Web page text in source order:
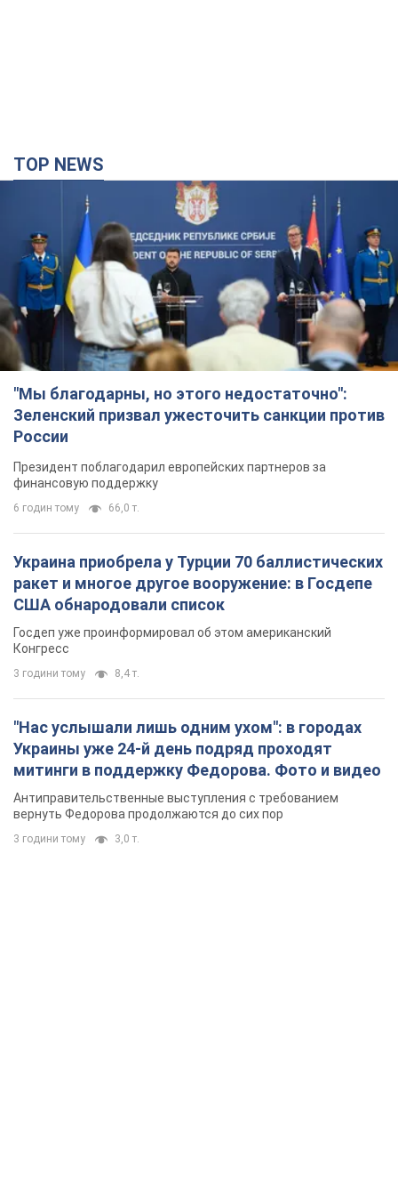
TOP NEWS
"Мы благодарны, но этого недостаточно":
Зеленский призвал ужесточить санкции против
России
Президент поблагодарил европейских партнеров за
финансовую поддержку
6 годин тому 66,0 т.
Украина приобрела у Турции 70 баллистических
ракет и многое другое вооружение: в Госдепе
США обнародовали список
Госдеп уже проинформировал об этом американский
Конгресс
3 години тому 8,4 т.
"Нас услышали лишь одним ухом": в городах
Украины уже 24-й день подряд проходят
митинги в поддержку Федорова. Фото и видео
Антиправительственные выступления с требованием
вернуть Федорова продолжаются до сих пор
3 години тому 3,0 т.